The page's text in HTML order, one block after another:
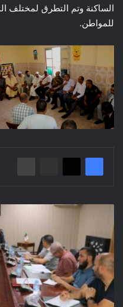
الساكنة وتم التطرق لمختلف
للمواطن.
حول
الدخول
المدرسي
المقبل
للموسم